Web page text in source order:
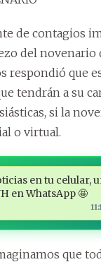
de contagios
del novenario
respondió que
tendrán a su
si la
o virtual.
en tu celular,
en WhatsApp 🤩
que